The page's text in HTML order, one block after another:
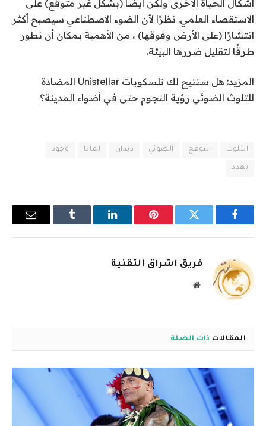
أشكال الحياة الأخرى ولكن أيضًا (بشكل غير متوقع) على
الاستقصاء العلمي. نظرًا لأن الضوء الاصطناعي سيصبح أكثر
انتشارًا (على الأرض وفوقها) ، من الأهمية بمكان أن نطور
طرقًا لتقليل ضررها البيئة.
المزيد: هل ستتيح لك تلسكوبات Unistellar المضادة
للتلوث الضوئي رؤية النجوم حتى في أضواء المدينة؟
التلوث التوهج الضوئي ديدان لماذا وجود
يهدد
فيسبوك تويتر بينتيريستلينكدإن Tumblr
البريد
فريق اشراق التقنية
موقع
المقالات ذات الصلة